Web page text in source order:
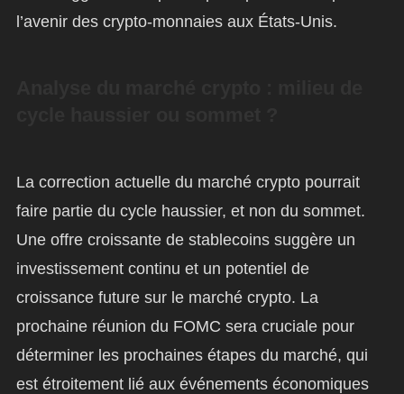
l’avenir des crypto-monnaies aux États-Unis.
La correction actuelle du marché crypto pourrait
faire partie du cycle haussier, et non du sommet.
Une offre croissante de stablecoins suggère un
investissement continu et un potentiel de
croissance future sur le marché crypto. La
prochaine réunion du FOMC sera cruciale pour
déterminer les prochaines étapes du marché, qui
est étroitement lié aux événements économiques